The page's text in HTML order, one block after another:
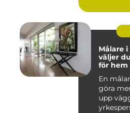
Målare i
väljer
för hem
En
göra
upp